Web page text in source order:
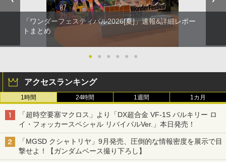
「ワンダーフェスティバル2026[夏]」速報&詳細レポー
トまとめ
● ● ● ● ● ●
アクセスランキング
1時間 24時間 1週間 1カ月
「超時空要塞マクロス」より「DX超合金 VF-1S バルキリー ロ
イ・フォッカースペシャル リバイバルVer.」本日発売！
「MGSD クシャトリヤ」9月発売、圧倒的な情報密度を展示で目
撃せよ！【ガンダムベース撮り下ろし】